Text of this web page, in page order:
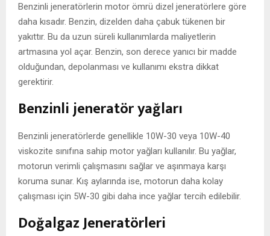
Benzinli jeneratörlerin motor ömrü dizel jeneratörlere göre
daha kısadır. Benzin, dizelden daha çabuk tükenen bir
yakıttır. Bu da uzun süreli kullanımlarda maliyetlerin
artmasına yol açar. Benzin, son derece yanıcı bir madde
olduğundan, depolanması ve kullanımı ekstra dikkat
gerektirir.
Benzinli jeneratör yağları
Benzinli jeneratörlerde genellikle 10W-30 veya 10W-40
viskozite sınıfına sahip motor yağları kullanılır. Bu yağlar,
motorun verimli çalışmasını sağlar ve aşınmaya karşı
koruma sunar. Kış aylarında ise, motorun daha kolay
çalışması için 5W-30 gibi daha ince yağlar tercih edilebilir.
Doğalgaz Jeneratörleri